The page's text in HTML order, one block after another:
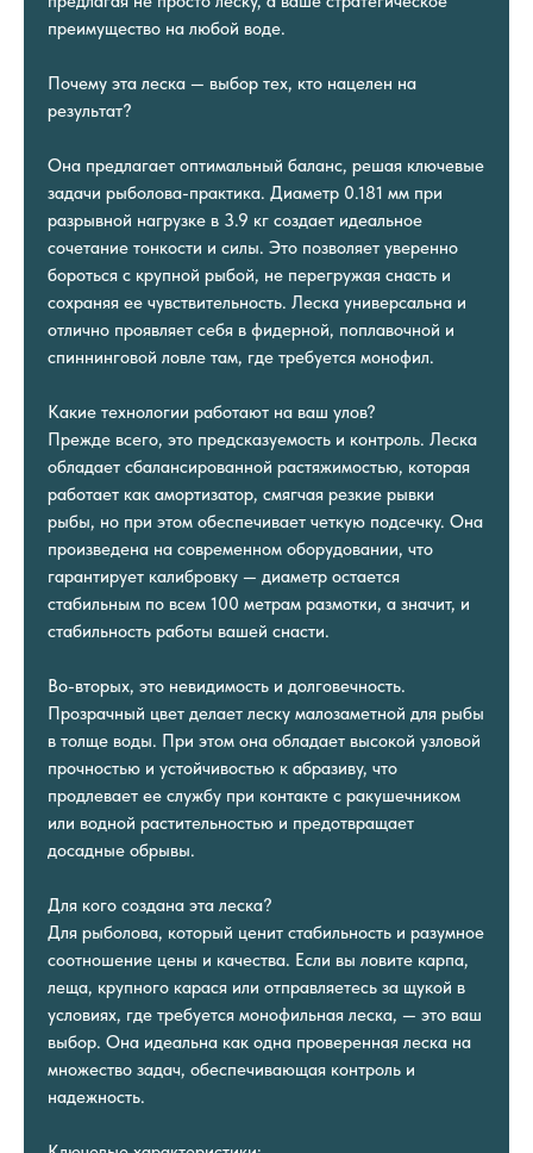
преимущество на любой воде.
Почему эта леска — выбор тех, кто нацелен на
результат?
Она предлагает оптимальный баланс, решая ключевые
задачи рыболова-практика. Диаметр 0.181 мм при
разрывной нагрузке в 3.9 кг создает идеальное
сочетание тонкости и силы. Это позволяет уверенно
бороться с крупной рыбой, не перегружая снасть и
сохраняя ее чувствительность. Леска универсальна и
отлично проявляет себя в фидерной, поплавочной и
спиннинговой ловле там, где требуется монофил.
Какие технологии работают на ваш улов?
Прежде всего, это предсказуемость и контроль. Леска
обладает сбалансированной растяжимостью, которая
работает как амортизатор, смягчая резкие рывки
рыбы, но при этом обеспечивает четкую подсечку. Она
произведена на современном оборудовании, что
гарантирует калибровку — диаметр остается
стабильным по всем 100 метрам размотки, а значит, и
стабильность работы вашей снасти.
Во-вторых, это невидимость и долговечность.
Прозрачный цвет делает леску малозаметной для рыбы
в толще воды. При этом она обладает высокой узловой
прочностью и устойчивостью к абразиву, что
продлевает ее службу при контакте с ракушечником
или водной растительностью и предотвращает
досадные обрывы.
Для кого создана эта леска?
Для рыболова, который ценит стабильность и разумное
соотношение цены и качества. Если вы ловите карпа,
леща, крупного карася или отправляетесь за щукой в
условиях, где требуется монофильная леска, — это ваш
выбор. Она идеальна как одна проверенная леска на
множество задач, обеспечивающая контроль и
надежность.